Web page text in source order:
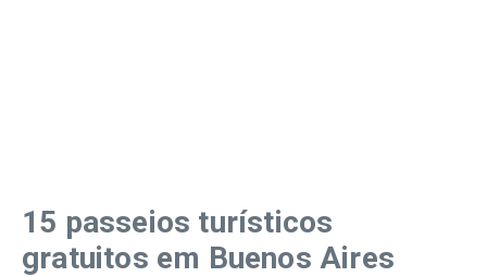
15 passeios turísticos
gratuitos em Buenos Aires